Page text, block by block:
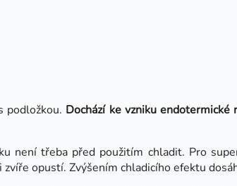
podložkou. Dochází ke vzniku
není třeba před použitím chladit. Pro
opustí. Zvýšením chladicího efektu